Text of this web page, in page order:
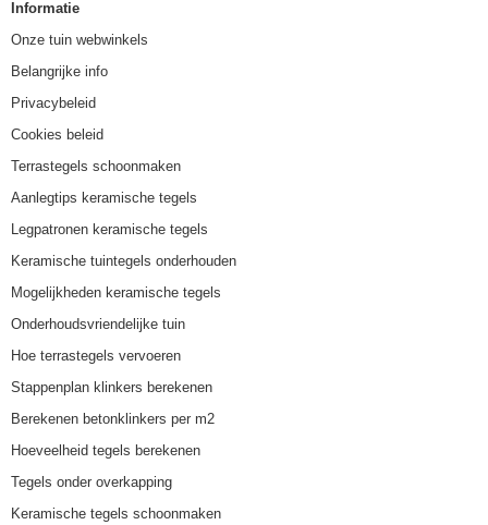
Informatie
Onze tuin webwinkels
Belangrijke info
Privacybeleid
Cookies beleid
Terrastegels schoonmaken
Aanlegtips keramische tegels
Legpatronen keramische tegels
Keramische tuintegels onderhouden
Mogelijkheden keramische tegels
Onderhoudsvriendelijke tuin
Hoe terrastegels vervoeren
Stappenplan klinkers berekenen
Berekenen betonklinkers per m2
Hoeveelheid tegels berekenen
Tegels onder overkapping
Keramische tegels schoonmaken